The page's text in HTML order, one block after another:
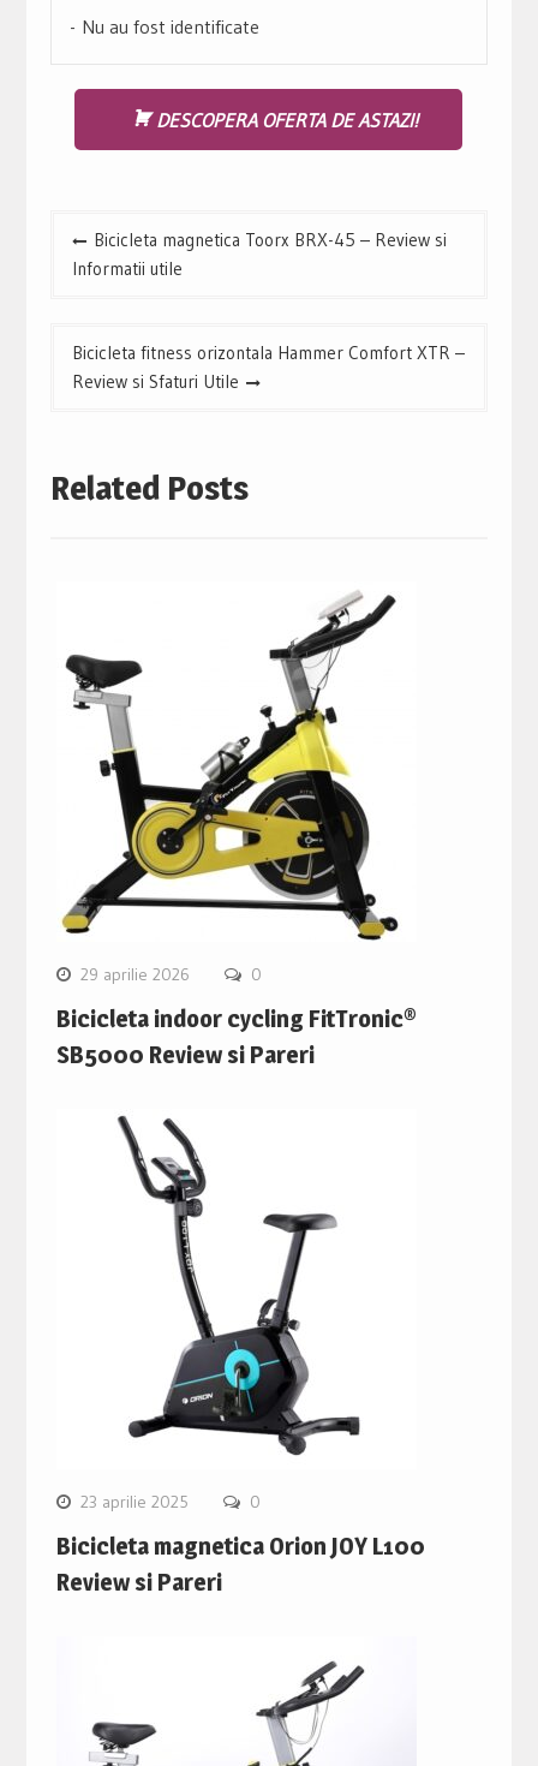
Nu au fost identificate
DESCOPERA OFERTA DE ASTAZI!
Navigare
Bicicleta magnetica Toorx BRX-45 – Review si
Informatii utile
Bicicleta fitness orizontala Hammer Comfort XTR –
Review si Sfaturi Utile
Related Posts
29 aprilie 2026 0
Bicicleta indoor cycling FitTronic®
SB5000 Review si Pareri
23 aprilie 2025 0
Bicicleta magnetica Orion JOY L100
Review si Pareri